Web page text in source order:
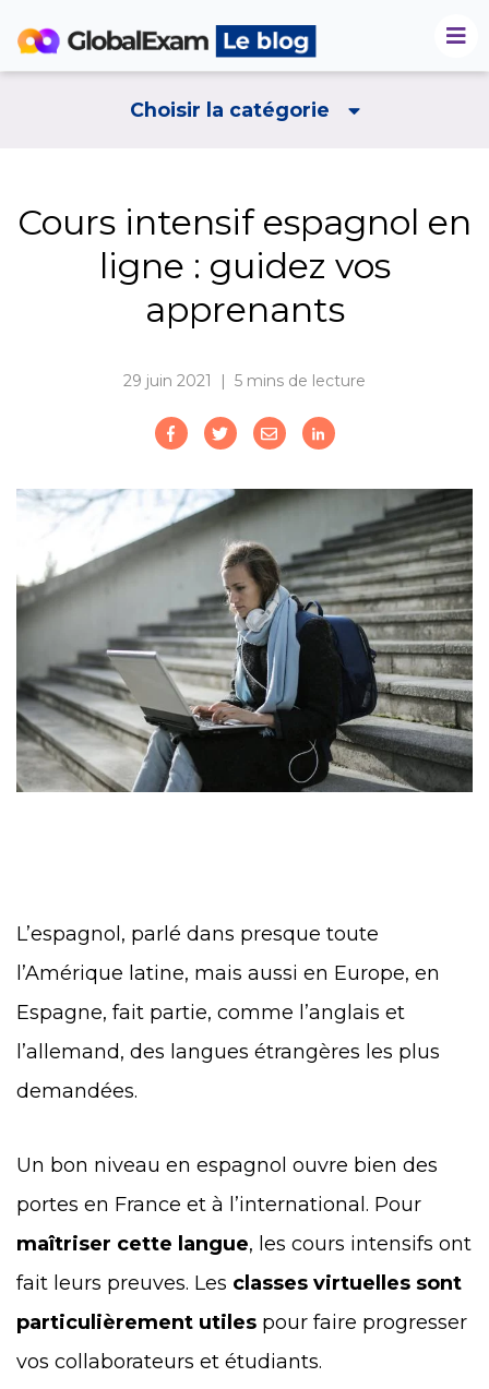
Choisir la catégorie
Cours intensif espagnol en
ligne : guidez vos
apprenants
29 juin 2021 | 5 mins de lecture
L’espagnol, parlé dans presque toute
l’Amérique latine, mais aussi en Europe, en
Espagne, fait partie, comme l’anglais et
l’allemand, des langues étrangères les plus
demandées.
Un bon niveau en espagnol ouvre bien des
portes en France et à l’international. Pour
maîtriser cette langue, les cours intensifs ont
fait leurs preuves. Les classes virtuelles sont
particulièrement utiles pour faire progresser
vos collaborateurs et étudiants.